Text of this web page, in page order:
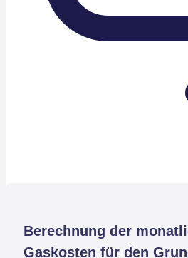
Berechnung der
Gaskosten für den